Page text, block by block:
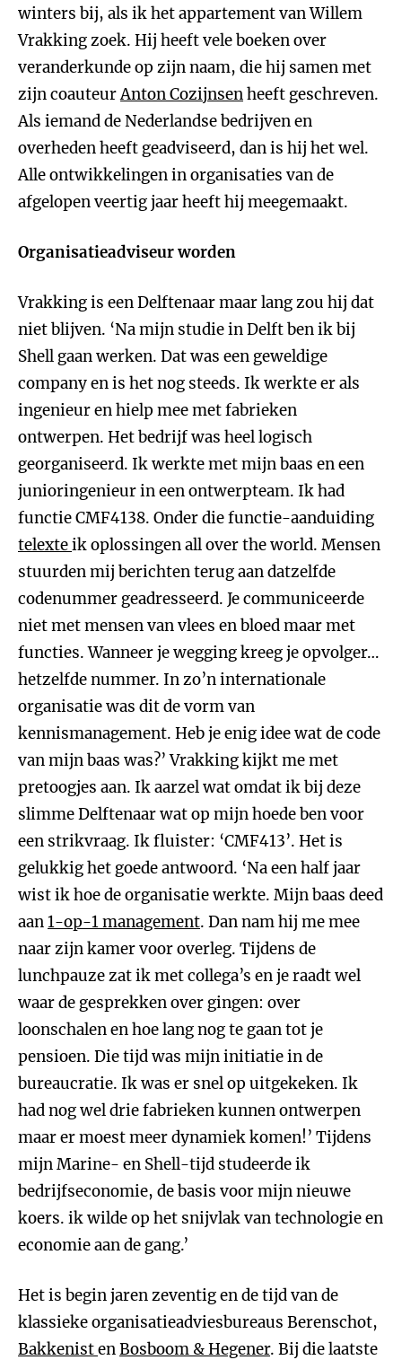
winters bij, als ik het appartement van Willem
Vrakking zoek. Hij heeft vele boeken over
veranderkunde op zijn naam, die hij samen met
zijn coauteurAnton Cozijnsenheeft geschreven.
Als iemand de Nederlandse bedrijven en
overheden heeft geadviseerd, dan is hij het wel.
Alle ontwikkelingen in organisaties van de
afgelopen veertig jaar heeft hij meegemaakt.
Organisatieadviseur worden
Vrakking is een Delftenaar maar lang zou hij dat
niet blijven. ‘Na mijn studie in Delft ben ik bij
Shell gaan werken. Dat was een geweldige
company en is het nog steeds. Ik werkte er als
ingenieur en hielp mee met fabrieken
ontwerpen. Het bedrijf was heel logisch
georganiseerd. Ik werkte met mijn baas en een
junioringenieur in een ontwerpteam. Ik had
functie CMF4138. Onder die functie-aanduiding
telexteik oplossingen all over the world. Mensen
stuurden mij berichten terug aan datzelfde
codenummer geadresseerd. Je communiceerde
niet met mensen van vlees en bloed maar met
functies. Wanneer je wegging kreeg je opvolger…
hetzelfde nummer. In zo’n internationale
organisatie was dit de vorm van
kennismanagement. Heb je enig idee wat de code
van mijn baas was?’ Vrakking kijkt me met
pretoogjes aan. Ik aarzel wat omdat ik bij deze
slimme Delftenaar wat op mijn hoede ben voor
een strikvraag. Ik fluister: ‘CMF413’. Het is
gelukkig het goede antwoord. ‘Na een half jaar
wist ik hoe de organisatie werkte. Mijn baas deed
aan1-op-1 management. Dan nam hij me mee
naar zijn kamer voor overleg. Tijdens de
lunchpauze zat ik met collega’s en je raadt wel
waar de gesprekken over gingen: over
loonschalen en hoe lang nog te gaan tot je
pensioen. Die tijd was mijn initiatie in de
bureaucratie. Ik was er snel op uitgekeken. Ik
had nog wel drie fabrieken kunnen ontwerpen
maar er moest meer dynamiek komen!’ Tijdens
mijn Marine- en Shell-tijd studeerde ik
bedrijfseconomie, de basis voor mijn nieuwe
koers. ik wilde op het snijvlak van technologie en
economie aan de gang.’
Het is begin jaren zeventig en de tijd van de
klassieke organisatieadviesbureaus Berenschot,
BakkenistenBosboom & Hegener. Bij die laatste